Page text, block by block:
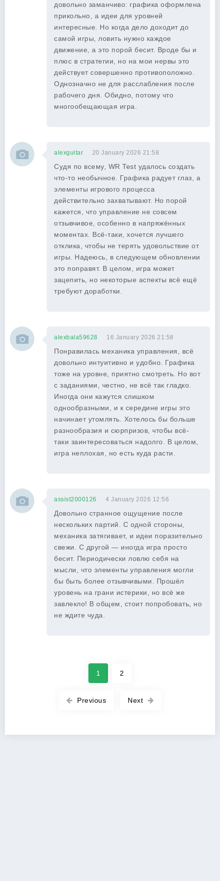
довольно заманчиво: графика оформлена
прикольно, а идеи для уровней
интересные. Но когда дело доходит до
самой игры, ловить нужно каждое
движение, а это порой бесит. Вроде бы и
плюс в стратегии, но на мои нервы это
действует совершенно противоположно.
Однозначно не для расслабления после
рабочего дня. Обидно, потому что
многообещающая игра.
alexguitar 20 January 2026 21:58
Судя по всему, WR Test удалось создать
что-то необычное. Графика радует глаз, а
элементы игрового процесса
действительно захватывают. Но порой
кажется, что управление не совсем
отзывчивое, особенно в напряжённых
моментах. Всё-таки, хочется лучшего
отклика, чтобы не терять удовольствие от
игры. Надеюсь, в следующем обновлении
это поправят. В целом, игра может
зацепить, но некоторые аспекты всё ещё
требуют доработки.
alexbala59628 16 January 2026 21:58
Понравилась механика управления, всё
довольно интуитивно и удобно. Графика
тоже на уровне, приятно смотреть. Но вот
с заданиями, честно, не всё так гладко.
Иногда они кажутся слишком
однообразными, и к середине игры это
начинает утомлять. Хотелось бы больше
разнообразия и сюрпризов, чтобы всё-
таки заинтересоваться надолго. В целом,
игра неплохая, но есть куда расти.
assist2000126 4 January 2026 12:56
Довольно странное ощущение после
нескольких партий. С одной стороны,
механика затягивает, и идеи поразительно
свежи. С другой — иногда игра просто
бесит. Периодически ловлю себя на
мысли, что элементы управления могли
бы быть более отзывчивыми. Прошёл
уровень на грани истерики, но всё же
завлекло! В общем, стоит попробовать, но
не ждите чуда.
Previous
1 2
Next